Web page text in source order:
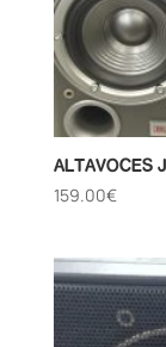
ALTAVOCES
159.00€